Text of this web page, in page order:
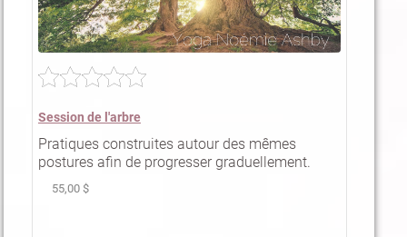
Session de l'arbre
Pratiques construites autour des mêmes
postures afin de progresser graduellement.
55,00 $